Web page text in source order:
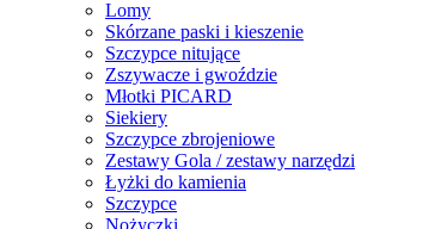
Lomy
Skórzane paski i kieszenie
Szczypce nitujące
Zszywacze i gwoździe
Młotki PICARD
Siekiery
Szczypce zbrojeniowe
Zestawy Gola / zestawy narzędzi
Łyżki do kamienia
Szczypce
Nożyczki